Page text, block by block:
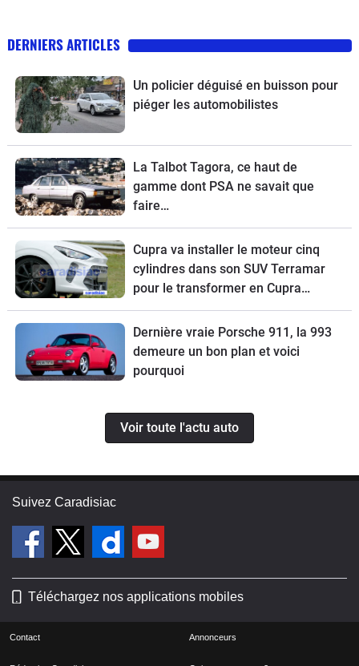
DERNIERS ARTICLES
Un policier déguisé en buisson pour
piéger les automobilistes
La Talbot Tagora, ce haut de
gamme dont PSA ne savait que
faire…
Cupra va installer le moteur cinq
cylindres dans son SUV Terramar
pour le transformer en Cupra
Terramar VZ5.
Dernière vraie Porsche 911, la 993
demeure un bon plan et voici
pourquoi
Voir toute l'actu auto
Suivez Caradisiac
Téléchargez nos applications mobiles
Contact Annonceurs